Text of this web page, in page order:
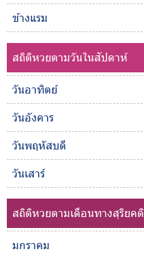
ข้างแรม
สถิติหวยตามวันในสัปดาห์
วันอาทิตย์
วันอังคาร
วันพฤหัสบดี
วันเสาร์
สถิติหวยตามเดือนทางสุริยคติ
มกราคม